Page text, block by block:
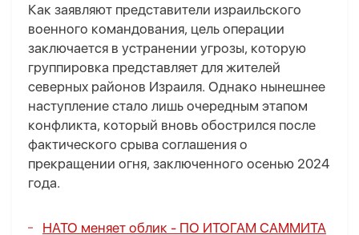
Как заявляют представители израильского
военного командования, цель операции
заключается в устранении угрозы, которую
группировка представляет для жителей
северных районов Израиля. Однако нынешнее
наступление стало лишь очередным этапом
конфликта, который вновь обострился после
фактического срыва соглашения о
прекращении огня, заключенного осенью 2024
года.
НАТО меняет облик - ПО ИТОГАМ САММИТА